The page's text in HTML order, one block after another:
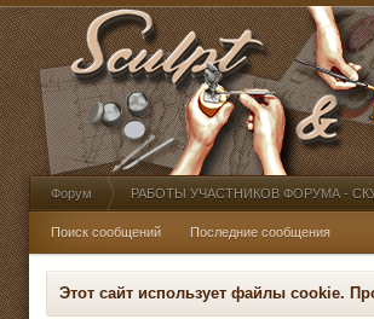
Форум РАБОТЫ УЧАСТНИКОВ ФОРУМА -
Поиск сообщений Последние сообщения
Этот сайт использует файлы cookie.